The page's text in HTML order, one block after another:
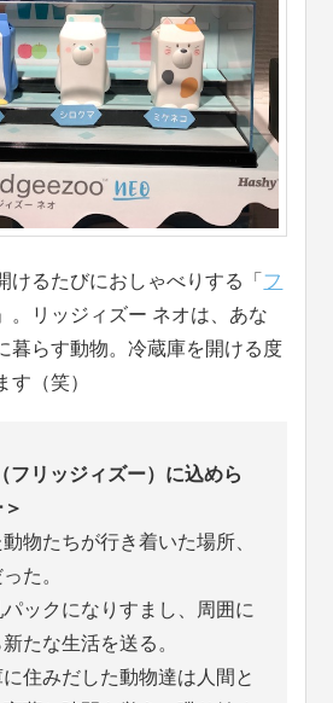
けるたびにおしゃべりする「 フ
」。リッジィズー ネオは、あな
暮らす動物。冷蔵庫を開ける度
す（笑）
フリッジィズー）に込めら
物たちが行き着いた場所、
た。
ックになりすまし、周囲に
たな生活を送る。
住みだした動物達は人間と